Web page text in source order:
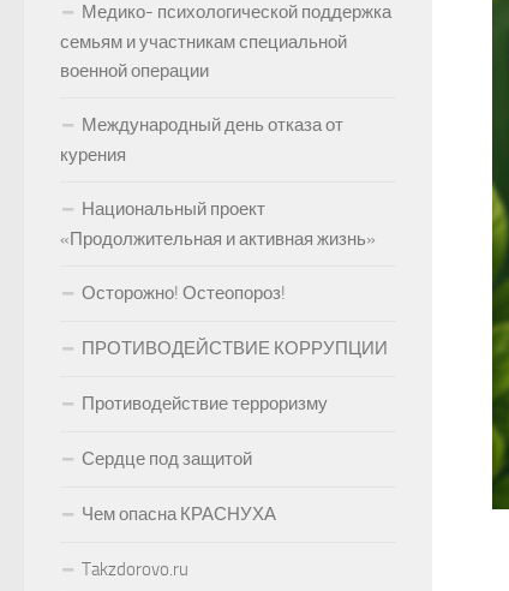
Медико- психологической поддержка
семьям и участникам специальной
военной операции
Международный день отказа от
курения
Национальный проект
«Продолжительная и активная жизнь»
Осторожно! Остеопороз!
ПРОТИВОДЕЙСТВИЕ КОРРУПЦИИ
Противодействие терроризму
Сердце под защитой
Чем опасна КРАСНУХА
Takzdorovo.ru